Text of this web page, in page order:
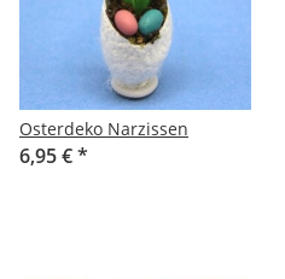
Osterdeko Narzissen
6,95 €*